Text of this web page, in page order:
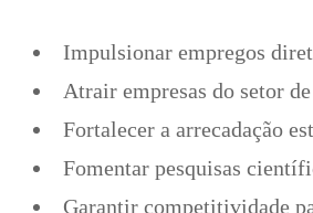
Impulsionar empregos
Atrair empresas do setor
Fortalecer a arrecadação
Fomentar pesquisas
Garantir competitividade